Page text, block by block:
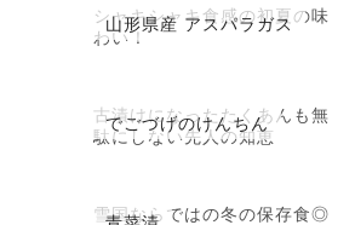
山形県産 アスパラガス
シャキシャキ食感の初夏の味
わい！
でごづげのけんちん
古漬けになったたくあんも無
駄にしない先人の知恵
雪国ならではの冬の保存食◎